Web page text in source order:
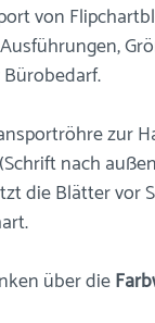
von
zur
nach
die Blätter vor
über die